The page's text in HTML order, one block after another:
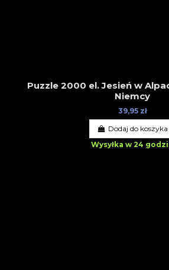
Puzzle 2000 el. Jesień w
Niemcy
39,95 zł
Dodaj do koszyka
Wysyłka w 24